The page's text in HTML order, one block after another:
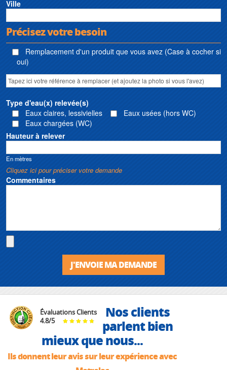
Ville
Précisez votre besoin
Remplacement d'un produit que vous avez (Case à cocher si
oui)
Type d'eau(x) relevée(s)
Eaux claires, lessivielles
Eaux usées (hors WC)
Eaux chargées (WC)
Hauteur à relever
En mètres
Cliquez ici pour préciser votre demande
Commentaires
J'ENVOIE MA DEMANDE
Évaluations Clients
4.8/5
Nos clients
parlent bien
mieux que nous...
Ils donnent leur avis sur leur expérience avec